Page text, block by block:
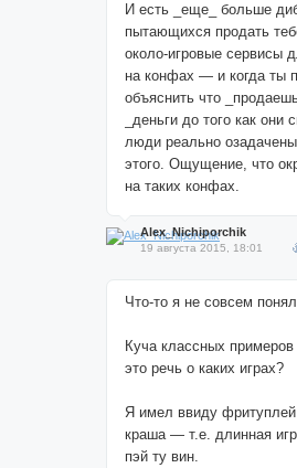
И есть _еще_ больше
пытающихся продать
около-игровые сервисы
на конфах — и когда ты
объяснить что
_деньги до того как они
люди реально
этого. Ощущение, что
на таких конфах.
Alex_Nichiporchik
19 августа 2015, 18:01
Что-то я не совсем
Куча классных
это речь о каких играх?
Я имел ввиду фритуплей
краша — т.е. длинная
пэй ту вин.